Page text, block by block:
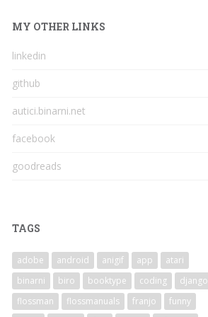
MY OTHER LINKS
linkedin
github
autici.binarni.net
facebook
goodreads
TAGS
adobe android anigif app
atari
binarni
biro booktype coding
django
flossman
flossmanuals franjo
funny